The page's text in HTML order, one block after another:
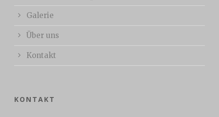
Galerie
Über uns
Kontakt
KONTAKT